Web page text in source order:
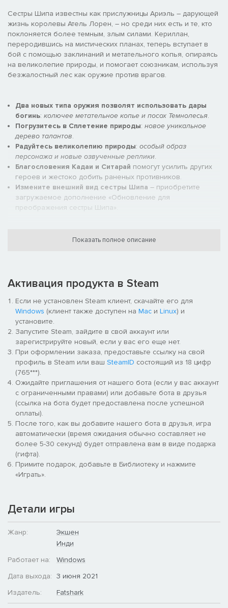
Сестры Шипа известны как прислужницы Ариэль – дарующей
жизнь королевы Атель Лорен, – но среди них есть и те, кто
поклоняется более темным, злым силами. Кериллан,
переродившись на мистических планах, теперь вступает в
бой с помощью заклинаний и метательного копья, опираясь
на великолепие природы, и помогает союзникам, используя
безжалостный лес как оружие против врагов.
Два новых типа оружия позволят использовать дары
богинь: колючее метательное копье и посох Темнолесья.
Погрузитесь в Сплетение природы: новое уникальное
дерево талантов.
Радуйтесь великолепию природы: особый образ
персонажа и новые озвученные реплики.
Благословения Кадаи и Ситарай помогут усилить других
героев и жестоко добить раненых противников.
Измените внешний вид сестры Шипа – приобретите
загружаемое дополнение «Обновление для
преображения сестры Шипа».
ПРИМЕЧАНИЕ. При покупке товара «Warhammer: Vermintide 2 –
Сделка с богинями
уходила и почему, но вернулась эльфийка совершенно иной,
и это было очевидно всем. Эльфов в принципе нельзя
назвать «нормальными» – но через главные ворота
вернулось не то существо, которое уходило: это была уже не
эльфийка, но еще не дриада. Она стала более дикой и
суровой – и одновременно какой-то зловещей, так что даже
Зальцпайру пришлось прикусить язык. И только оставшись
наедине с Сиенной, Кериллан кое-что рассказала: ее
молитвы к Лилеат не возымели действия, и поэтому она
обратилась за помощью к другим богиням…
Показать полное описание
Активация продукта в Steam
Если не установлен Steam клиент, скачайте его для
Windows (клиент также доступен на Mac и Linux) и
установите.
Запустите Steam, зайдите в свой аккаунт или
зарегистрируйте новый, если у вас его еще нет.
При оформлении заказа, предоставьте ссылку на свой
профиль в Steam или ваш SteamID состоящий из 18 цифр
(765***).
Ожидайте приглашения от нашего бота (если у вас аккаунт
с ограниченными правами) или добавьте бота в друзья
(ссылка на бота будет предоставлена после успешной
оплаты).
После того, как вы добавите нашего бота в друзья, игра
автоматически (время ожидания обычно составляет не
более 5-30 секунд) будет отправлена вам в виде подарка
(гифта).
Примите подарок, добавьте в Библиотеку и нажмите
«Играть».
Детали игры
Жанр:
Экшен
Инди
Работает на:
Windows
Дата выхода: 3 июня 2021
Издатель:
Fatshark